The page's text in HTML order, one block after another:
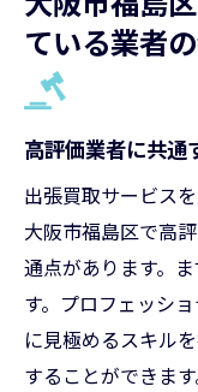
ている業者
高評価業者に共通
出張買取サービス
大阪市福島区で高
通点があります。
す。プロフェッシ
に見極めるスキル
することができま